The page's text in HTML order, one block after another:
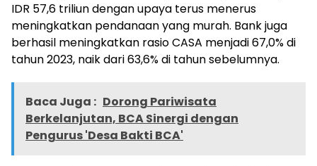
IDR 57,6 triliun dengan upaya terus menerus
meningkatkan pendanaan yang murah. Bank juga
berhasil meningkatkan rasio CASA menjadi 67,0% di
tahun 2023, naik dari 63,6% di tahun sebelumnya.
Baca Juga : Dorong Pariwisata
Berkelanjutan, BCA Sinergi dengan
Pengurus 'Desa Bakti BCA'